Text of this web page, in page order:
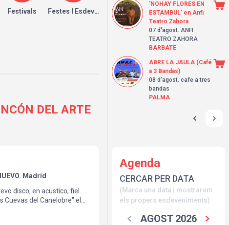
Festivals Festes I Esdeveniments
DEL ARTE
Madrid
disco, en acustico, fiel
Cuevas del Canelobre" el
su "Cantos de sirena"
'NOHAY FLORES EN
ESTAMBUL' en Anfi
Teatro Zahora
07 d'agost. ANFI
TEATRO ZAHORA
BARBATE
ABRE LA JAULA (Café
a 3 Bandas)
08 d'agost. cafe a tres
bandas
PALMA
Agenda
CERCAR PER DATA
(Marca una data i mostrarem
els propers esdeveniments)
AGOST 2026